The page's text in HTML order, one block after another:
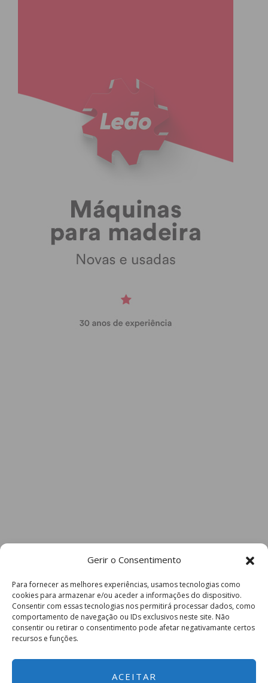
Gerir o Consentimento
Para fornecer as melhores experiências, usamos tecnologias como
cookies para armazenar e/ou aceder a informações do dispositivo.
Consentir com essas tecnologias nos permitirá processar dados, como
comportamento de navegação ou IDs exclusivos neste site. Não
consentir ou retirar o consentimento pode afetar negativamante certos
recursos e funções.
ACEITAR